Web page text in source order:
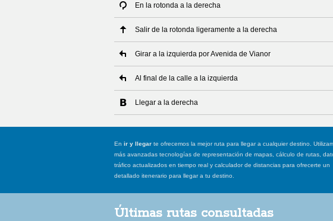
En la rotonda a la derecha
Salir de la rotonda ligeramente a la derecha
Girar a la izquierda por Avenida de Vianor
Al final de la calle a la izquierda
Llegar a la derecha
En ir y llegar te ofrecemos la mejor ruta para llegar a cualquier destino.
más avanzadas tecnologías de representación de mapas, cálculo de rutas,
tráfico actualizados en tiempo real y calculador de distancias para ofrecerte un
detallado itenerario para llegar a tu destino.
Últimas rutas consultadas